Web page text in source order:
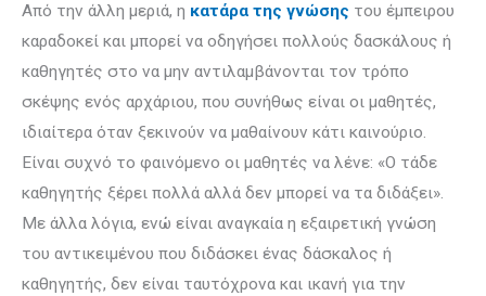
Από την άλλη μεριά, η κατάρα της γνώσης του έμπειρου
καραδοκεί και μπορεί να οδηγήσει πολλούς δασκάλους ή
καθηγητές στο να μην αντιλαμ­βάνονται τον τρόπο
σκέψης ενός αρχάριου, που συνήθως είναι οι μαθητές,
ιδιαίτερα όταν ξεκινούν να μαθαίνουν κάτι καινούριο.
Είναι συχνό το φαινόμενο οι μαθητές να λένε: «Ο τάδε
καθηγητής ξέρει πολλά αλλά δεν μπορεί να τα διδάξει».
Με άλλα λόγια, ενώ είναι αναγκαία η εξαιρετική γνώση
του αντικειμένου που διδάσκει ένας δάσκαλος ή
καθηγητής, δεν είναι ταυτόχρονα και ικανή για την